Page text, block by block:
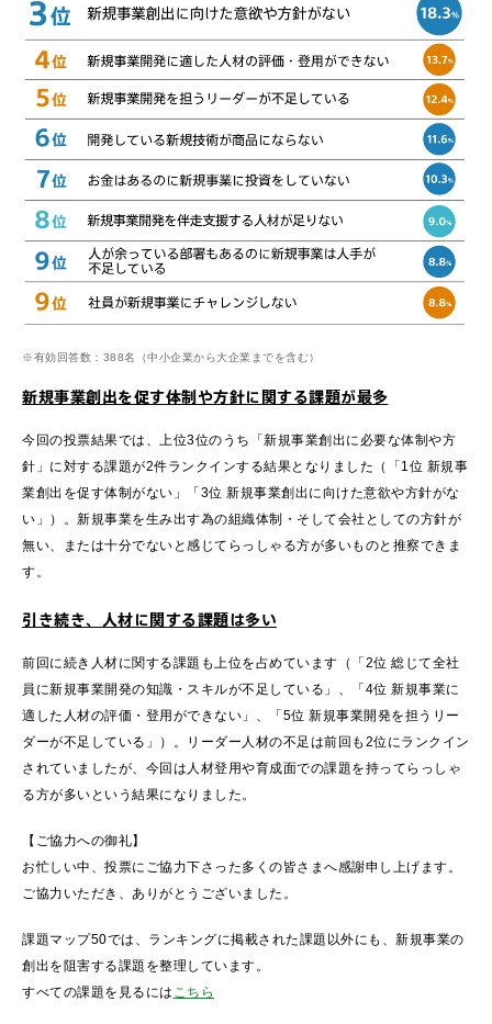
※有効回答数：388名（中小企業から大企業までを含む）
新規事業創出を促す体制や方針に関する課題が最多
今回の投票結果では、上位3位のうち「新規事業創出に必要な体制や方
針」に対する課題が2件ランクインする結果となりました（「1位 新規事
業創出を促す体制がない」「3位 新規事業創出に向けた意欲や方針がな
い」）。新規事業を生み出す為の組織体制・そして会社としての方針が
無い、または十分でないと感じてらっしゃる方が多いものと推察できま
す。
引き続き、人材に関する課題は多い
前回に続き人材に関する課題も上位を占めています（「2位 総じて全社
員に新規事業開発の知識・スキルが不足している」、「4位 新規事業に
適した人材の評価・登用ができない」、「5位 新規事業開発を担うリー
ダーが不足している」）。リーダー人材の不足は前回も2位にランクイン
されていましたが、今回は人材登用や育成面での課題を持ってらっしゃ
る方が多いという結果になりました。
【ご協力への御礼】
お忙しい中、投票にご協力下さった多くの皆さまへ感謝申し上げます。
ご協力いただき、ありがとうございました。
課題マップ50では、ランキングに掲載された課題以外にも、新規事業の
創出を阻害する課題を整理しています。
すべての課題を見るには こちら